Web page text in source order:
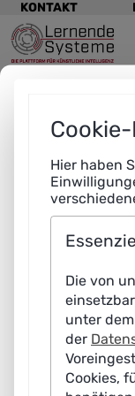
Zur
Navigation
springen
Zum
Hauptinhalt
springen
Zum
Footer
springen
KONTAKT
Hier haben
Die von
unter
der
Cookies,